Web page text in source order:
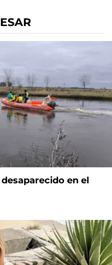
en el